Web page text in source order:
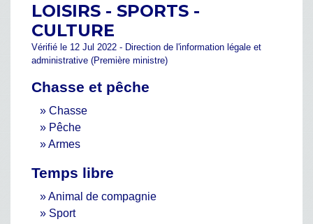
LOISIRS - SPORTS -
CULTURE
Vérifié le 12 Jul 2022 - Direction de l'information légale et
administrative (Première ministre)
Chasse et pêche
Chasse
Pêche
Armes
Temps libre
Animal de compagnie
Sport